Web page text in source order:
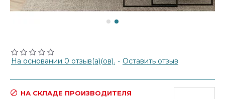
На основании 0 отзыв(а)(ов). - Оставить отзыв
НА СКЛАДЕ ПРОИЗВОДИТЕЛЯ